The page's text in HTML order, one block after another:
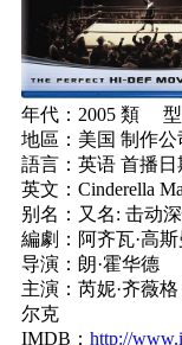
年代：2005 類 型
地區：美国 制作公
語言：英语 首播日
英文：Cinderella
别名：又名: 击动
編劇：阿齐瓦·高
导演：朗·霍华德
主演：芮妮·齐薇
尔克
IMDB： http://